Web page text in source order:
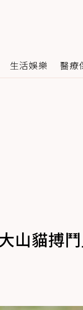
生活娛樂 醫療
山貓搏